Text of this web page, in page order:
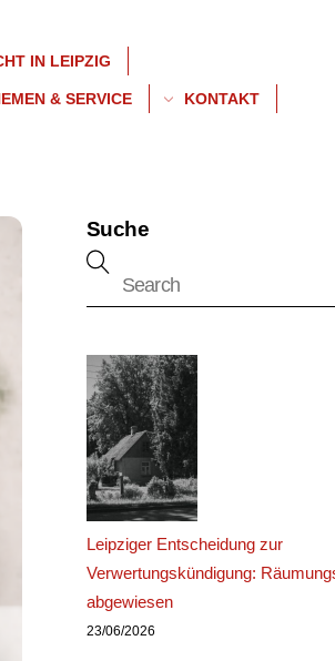
IN LEIPZIG
& SERVICE KONTAKT
Suche
Leipziger Entscheidung zur
Verwertungskündigung:
abgewiesen
23/06/2026